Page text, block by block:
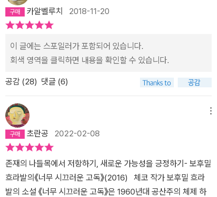
면에 싹트는 천재성의 표징이다. 그들의 시선은 힘을 발휘한다.
소장이 나를 바보 천치라고 부르기 전에는 내게서도 샘솟던 힘이
서 내려와 다른 방향으로 되올라간다. 그것들의 붉은 줄무늬를 보
니 내 마음도 유쾌해진다. 내게는 이제 시간이 있다. 어떻게 지내
는지를 묻는 귀에 익은 목소리가 조금씩 아스라해질 때, 여행을
를 끝내야 하고, 조그만 노트에 그림을 그리거나 수첩에 뭔가를
적으며 신문도 인터넷도 도착하지 않는 곳에서 시간을 보내다 돌
아오니, 마침내는 나는 아직도 집에 온 것인지, 여행 중인지가 헛
갈렸던 봄날. 인터넷도 안되는 곳에 가져가야 할 책은 얇고 짧고
깊은 것이어야 했다. 깊은 초록빛의 얇은 책, 와주었구나. 밀란
쿤데라, 줄리언 반스, 제임스 우드가 극찬한 책. 페이지를 조용히
천천히, 커피는 진하고 깊게. 밤에는 집에 있을 고양이들을 생각
카알벨루치 2018-11-20
이 글에는 스포일러가 포함되어 있습니다.
회색 영역을 클릭하면 내용을 확인할 수 있습니다.
공감 (28) 댓글 (6)
초란공 2022-02-08
존재의 나들목에서 저항하기, 새로운 가능성을 긍정하기- 보후밀
흐라발의《너무 시끄러운 고독》(2016) 체코 작가 보후밀 흐라
발의 소설 《너무 시끄러운 고독》은 1960년대 공산주의 체제 하